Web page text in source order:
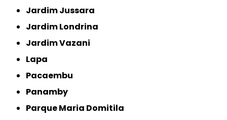
Jardim Jussara
Jardim Londrina
Jardim Vazani
Lapa
Pacaembu
Panamby
Parque Maria Domitila